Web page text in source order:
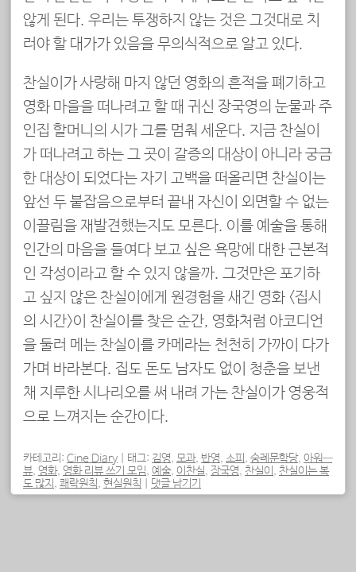
않게 된다. 우리는 투쟁하지 않는 것은 그것대로 치
러야 할 대가가 있음을 무의식적으로 알고 있다.
찬실이가 사랑해 마지 않던 영화의 흔적을 폐기하고
영화 마을을 떠나려고 할 때 귀신 장국영의 눈물과 주
인집 할머니의 시가 그를 멈춰 세운다. 지금 찬실이
가 떠나려고 하는 그 곳이 갈증의 대상이 아니라 궁금
한 대상이 되었다는 자기 고백을 떠올리면 찬실이는
앞선 두 붙잡음으로부터 끝내 자신이 외면할 수 없는
이끌림을 재발견했는지도 모른다. 이를 예술을 통해
인간의 마음을 들여다 보고 싶은 욕망에 대한 근본적
인 각성이라고 할 수 있지 않을까. 그것만은 포기하
고 싶지 않은 찬실이에게 원경험을 새긴 영화 <집시
의 시간>이 찬실이를 찾은 순간, 영화처럼 아코디언
을 둘러 메는 찬실이를 카메라는 천천히 가까이 다가
가며 바라본다. 집도 돈도 남자도 없이 청춘을 보낸
채 지루한 시나리오를 써 내려 가는 찬실이가 영웅적
으로 느껴지는 순간이다.
카테고리: Cine Diary 태그: 김영, 모과, 반영, 소피 , 숭례문학당, 아워—
뷰, 영화, 영화 리뷰 쓰기 모임, 예술, 이찬실, 장국영, 찬실이 , 찬실이는 복
도 많지 , 쾌락원칙, 현실원칙 댓글 남기기